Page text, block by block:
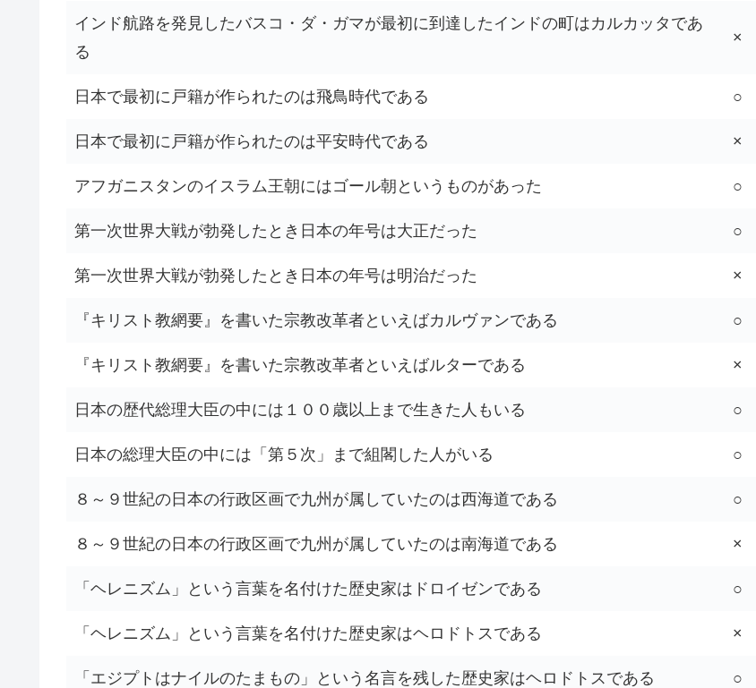
インド航路を発見したバスコ・ダ・ガマが最初に到達したインドの町はカルカッタであ
る
×
日本で最初に戸籍が作られたのは飛鳥時代である ○
日本で最初に戸籍が作られたのは平安時代である ×
アフガニスタンのイスラム王朝にはゴール朝というものがあった ○
第一次世界大戦が勃発したとき日本の年号は大正だった ○
第一次世界大戦が勃発したとき日本の年号は明治だった ×
『キリスト教網要』を書いた宗教改革者といえばカルヴァンである ○
『キリスト教網要』を書いた宗教改革者といえばルターである ×
日本の歴代総理大臣の中には１００歳以上まで生きた人もいる ○
日本の総理大臣の中には「第５次」まで組閣した人がいる ○
８～９世紀の日本の行政区画で九州が属していたのは西海道である ○
８～９世紀の日本の行政区画で九州が属していたのは南海道である ×
「ヘレニズム」という言葉を名付けた歴史家はドロイゼンである ○
「ヘレニズム」という言葉を名付けた歴史家はヘロドトスである ×
「エジプトはナイルのたまもの」という名言を残した歴史家はヘロドトスである ○